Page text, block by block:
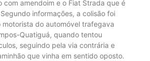
com amendoim e o Fiat Strada que é
informações, a colisão foi
do automóvel trafegava
Quatiguá, quando tentou
seguindo pela via contrária e
que vinha em sentido oposto.